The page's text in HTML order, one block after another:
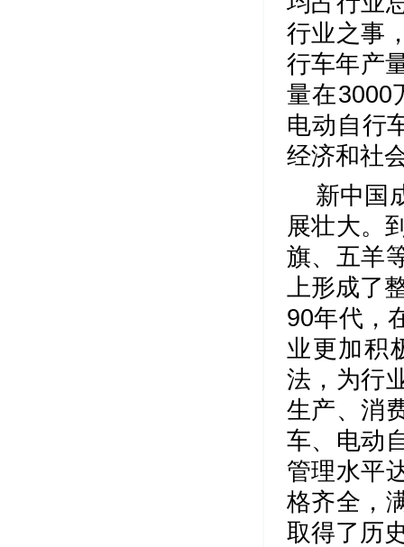
行业之事
行车年产
量在3000
电动自行
经济和社
新中国
展壮大。
旗、五羊
上形成了
90年代，
业更加积
法，为行
生产、消
车、电动
管理水平
格齐全，
取得了历